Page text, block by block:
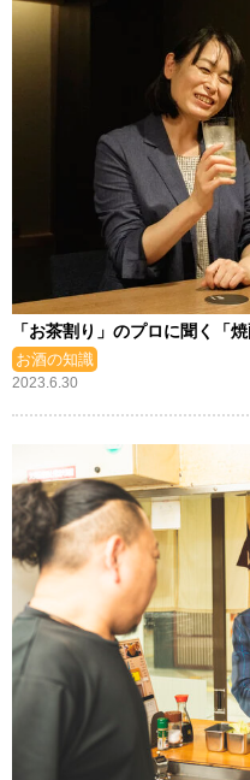
「お茶割り」のプロに聞く「
お酒の知識
2023.6.30